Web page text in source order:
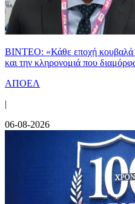
ΒΙΝΤΕΟ: «Κάθε εποχή κουβαλά
και την κληρονομιά που
ΑΠΟΕΛ
|
06-08-2026